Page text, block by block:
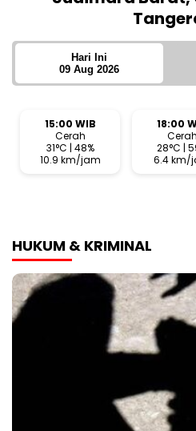
Hari Ini
09 Aug 2026
15:00 WIB
Cerah
31°C | 48%
10.9 km/jam
18:00
Cerah
28°C |
6.4 km/
HUKUM & KRIMINAL